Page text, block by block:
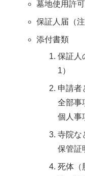
墓地使用許
保証人届（注
添付書類
保証人
1）
申請者
全部事
個人事
寺院な
保管証
死体（